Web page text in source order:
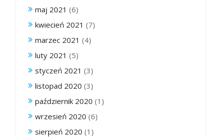
maj 2021 (6)
kwiecień 2021 (7)
marzec 2021 (4)
luty 2021 (5)
styczeń 2021 (3)
listopad 2020 (3)
październik 2020 (1)
wrzesień 2020 (6)
sierpień 2020 (1)